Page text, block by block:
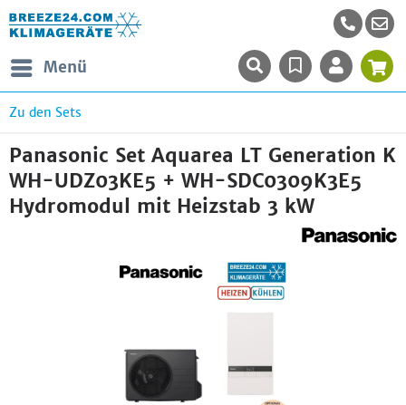
Menü
Zu den Sets
Panasonic Set Aquarea LT Generation K
WH-UDZ03KE5 + WH-SDC0309K3E5
Hydromodul mit Heizstab 3 kW